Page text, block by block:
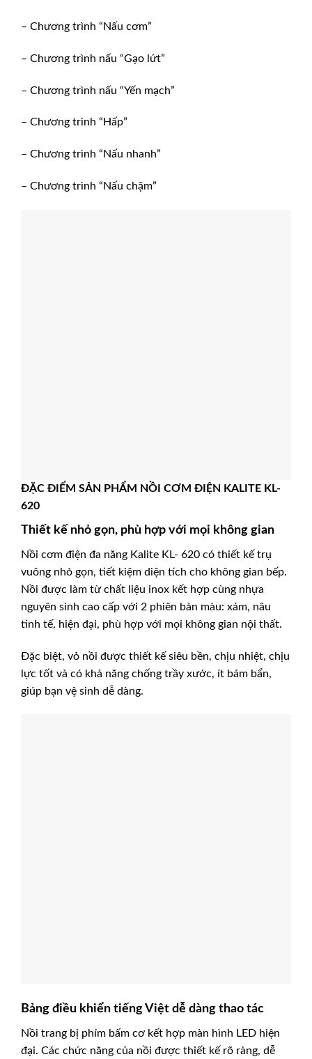
– Chương trình “Nấu cơm”
– Chương trình nấu “Gạo lứt”
– Chương trình nấu “Yến mạch”
– Chương trình “Hấp”
– Chương trình “Nấu nhanh”
– Chương trình “Nấu chậm”
ĐẶC ĐIỂM SẢN PHẨM NỒI CƠM ĐIỆN KALITE KL-
620
Thiết kế nhỏ gọn, phù hợp với mọi không gian
Nồi cơm điện đa năng Kalite KL- 620 có thiết kế trụ
vuông nhỏ gọn, tiết kiệm diện tích cho không gian bếp.
Nồi được làm từ chất liệu inox kết hợp cùng nhựa
nguyên sinh cao cấp với 2 phiên bản màu: xám, nâu
tinh tế, hiện đại, phù hợp với mọi không gian nội thất.
Đặc biệt, vỏ nồi được thiết kế siêu bền, chịu nhiệt, chịu
lực tốt và có khả năng chống trầy xước, ít bám bẩn,
giúp bạn vệ sinh dễ dàng.
Bảng điều khiển tiếng Việt dễ dàng thao tác
Nồi trang bị phím bấm cơ kết hợp màn hình LED hiện
đại. Các chức năng của nồi được thiết kế rõ ràng, dễ